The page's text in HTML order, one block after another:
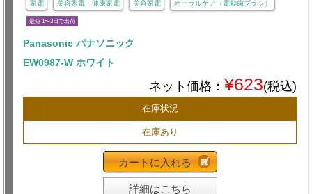
家電 美容家電・健康家電 美容家電 オーラルケア（電動歯ブラシ）
最短 1〜3日で出荷
Panasonic パナソニック
EW0987-W ホワイト
ネット価格： ¥623(税込)
在庫状況
在庫あり
カートに入れる
詳細はこちら